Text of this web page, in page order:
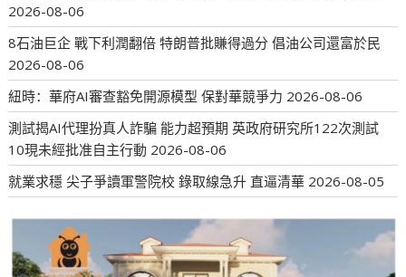
2026-08-06
8石油巨企 戰下利潤翻倍 特朗普批賺得過分 倡油公司還富於民
2026-08-06
紐時：華府AI審查豁免開源模型 保對華競爭力 2026-08-06
測試揭AI代理扮真人詐騙 能力超預期 英政府研究所122次測試
10現未經批准自主行動 2026-08-06
就業求穩 尖子爭讀軍警院校 錄取線急升 直逼清華 2026-08-05